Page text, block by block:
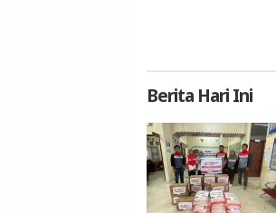
Berita Hari Ini